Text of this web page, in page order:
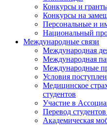
Конкурсы и
Конкурсы на
Персональные и
Национальный
Международные связи
Международная
Международная
Международные
Условия
Медицинское
студентов
Участие в
Перевод
Академическая